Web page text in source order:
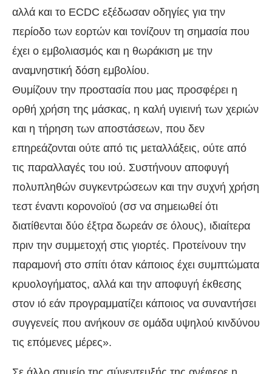
αλλά και το ΕCDC εξέδωσαν οδηγίες για την
περίοδο των εορτών και τονίζουν τη σημασία που
έχει ο εμβολιασμός και η θωράκιση με την
αναμνηστική δόση εμβολίου.
Θυμίζουν την προστασία που μας προσφέρει η
ορθή χρήση της μάσκας, η καλή υγιεινή των χεριών
και η τήρηση των αποστάσεων, που δεν
επηρεάζονται ούτε από τις μεταλλάξεις, ούτε από
τις παραλλαγές του ιού. Συστήνουν αποφυγή
πολυπληθών συγκεντρώσεων και την συχνή χρήση
τεστ έναντι κορονοϊού (σσ να σημειωθεί ότι
διατίθενται δύο έξτρα δωρεάν σε όλους), ιδιαίτερα
πριν την συμμετοχή στις γιορτές. Προτείνουν την
παραμονή στο σπίτι όταν κάποιος έχει συμπτώματα
κρυολογήματος, αλλά και την αποφυγή έκθεσης
στον ιό εάν προγραμματίζει κάποιος να συναντήσει
συγγενείς που ανήκουν σε ομάδα υψηλού κινδύνου
τις επόμενες μέρες».